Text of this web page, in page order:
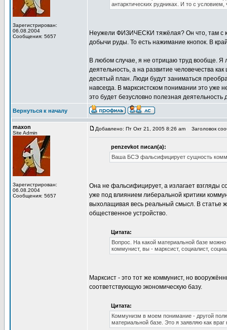
Зарегистрирован:
06.08.2004
Сообщения: 5657
антарктических рудниках. И то с
Неужели ФИЗИЧЕСКИ тяжёлая? Он что, там с
добычи руды. То есть нажимание кнопок. В
В любом случае, я не отрицаю труд вообще. Я
деятельность, а на развитие человечества
десятый план. Люди будут заниматься
навсегда. В марксистском понимании это уже
это будет безусловно полезная
Вернуться к началу
maxon
Site Admin
Зарегистрирован:
06.08.2004
Сообщения: 5657
Добавлено: Пт Окт 21, 2005 8:26 am Заголовок
penzevkot писал(а):
Ваша БСЭ фальсифицирует сущность
Она не фальсифицирует, а излагает взгляды
уже под влиянием либеральной критики
выхолащивая весь реальный смысл. В статье
общественное устройство.
Цитата:
Вопрос. На какой материальной базе
коммунист, вы - марксист, социалист,
Марксист - это тот же коммунист, но
соответствующую экономическую базу.
Цитата:
Коммунизм в моем понимание - другой
материальной базе. Это я заявляю как